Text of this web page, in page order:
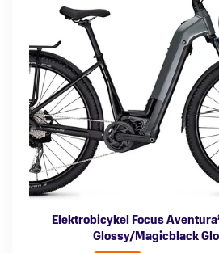
Elektrobicykel Focus
Glossy/Magicblack